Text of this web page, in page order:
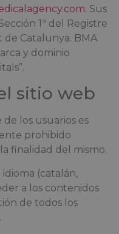
. Sus
1ª del Registre
de Catalunya. BMA
y dominio
sitio web
los usuarios es
prohibido
finalidad del mismo.
(catalán,
a los contenidos
de todos los